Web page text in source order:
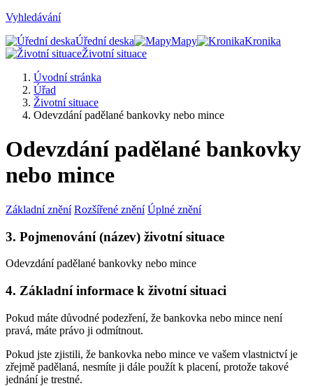
Vyhledávání
Úřední deska
Mapy
Kronika
Životní situace
Úvodní stránka
Úřad
Životní situace
Odevzdání padělané bankovky nebo mince
Odevzdání padělané bankovky
nebo mince
Základní znění Rozšířené znění Úplné znění
3. Pojmenování (název) životní situace
Odevzdání padělané bankovky nebo mince
4. Základní informace k životní situaci
Pokud máte důvodné podezření, že bankovka nebo mince není
pravá, máte právo ji odmítnout.
Pokud jste zjistili, že bankovka nebo mince ve vašem vlastnictví je
zřejmě padělaná, nesmíte ji dále použít k placení, protože takové
jednání je trestné.